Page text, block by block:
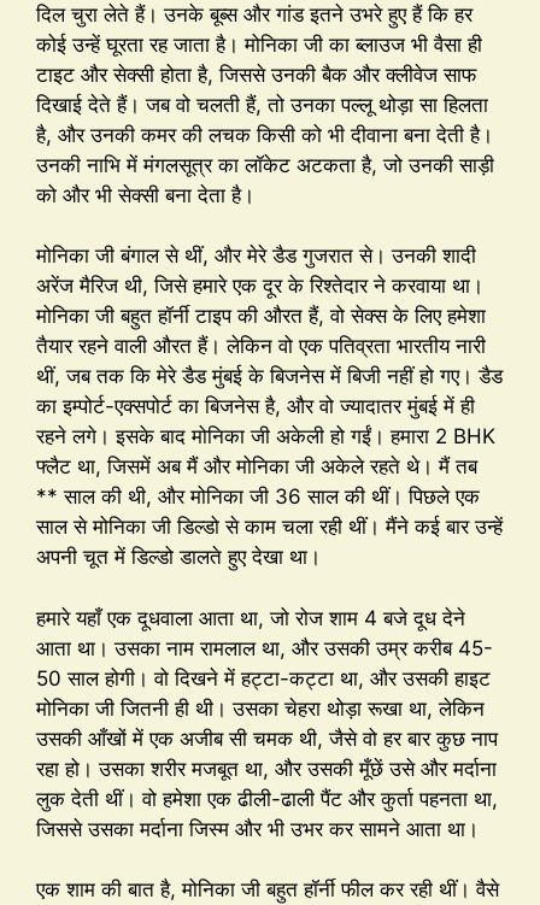
दिल चुरा लेते हैं। उनके बूब्स और गांड इतने उभरे हुए हैं कि हर
कोई उन्हें घूरता रह जाता है। मोनिका जी का ब्लाउज भी वैसा ही
टाइट और सेक्सी होता है, जिससे उनकी बैक और क्लीवेज साफ
दिखाई देते हैं। जब वो चलती हैं, तो उनका पल्लू थोड़ा सा हिलता
है, और उनकी कमर की लचक किसी को भी दीवाना बना देती है।
उनकी नाभि में मंगलसूत्र का लॉकेट अटकता है, जो उनकी साड़ी
को और भी सेक्सी बना देता है।
मोनिका जी बंगाल से थीं, और मेरे डैड गुजरात से। उनकी शादी
अरेंज मैरिज थी, जिसे हमारे एक दूर के रिश्तेदार ने करवाया था।
मोनिका जी बहुत हॉर्नी टाइप की औरत हैं, वो सेक्स के लिए हमेशा
तैयार रहने वाली औरत हैं। लेकिन वो एक पतिव्रता भारतीय नारी
थीं, जब तक कि मेरे डैड मुंबई के बिजनेस में बिजी नहीं हो गए। डैड
का इम्पोर्ट-एक्सपोर्ट का बिजनेस है, और वो ज्यादातर मुंबई में ही
रहने लगे। इसके बाद मोनिका जी अकेली हो गईं। हमारा 2 BHK
फ्लैट था, जिसमें अब मैं और मोनिका जी अकेले रहते थे। मैं तब
** साल की थी, और मोनिका जी 36 साल की थीं। पिछले एक
साल से मोनिका जी डिल्डो से काम चला रही थीं। मैंने कई बार उन्हें
अपनी चूत में डिल्डो डालते हुए देखा था।
हमारे यहाँ एक दूधवाला आता था, जो रोज शाम 4 बजे दूध देने
आता था। उसका नाम रामलाल था, और उसकी उम्र करीब 45-
50 साल होगी। वो दिखने में हट्टा-कट्टा था, और उसकी हाइट
मोनिका जी जितनी ही थी। उसका चेहरा थोड़ा रूखा था, लेकिन
उसकी आँखों में एक अजीब सी चमक थी, जैसे वो हर बार कुछ नाप
रहा हो। उसका शरीर मजबूत था, और उसकी मूँछें उसे और मर्दाना
लुक देती थीं। वो हमेशा एक ढीली-ढाली पैंट और कुर्ता पहनता था,
जिससे उसका मर्दाना जिस्म और भी उभर कर सामने आता था।
एक शाम की बात है, मोनिका जी बहुत हॉर्नी फील कर रही थीं। वैसे